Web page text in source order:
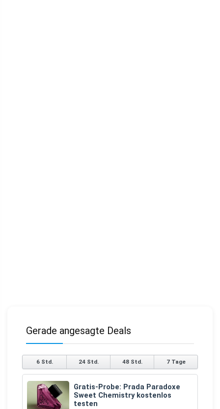
Gerade angesagte Deals
6 Std. 24 Std. 48 Std. 7 Tage
Gratis-Probe: Prada Paradoxe
Sweet Chemistry kostenlos
testen